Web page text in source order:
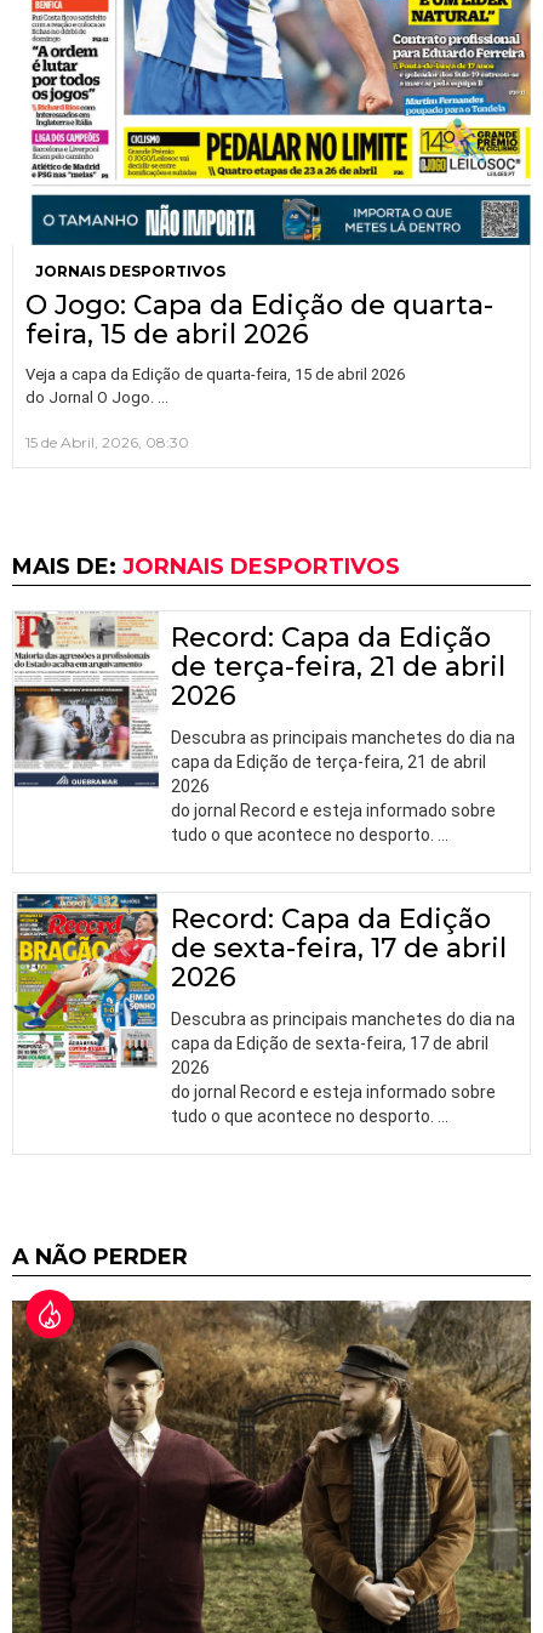
JORNAIS DESPORTIVOS
O Jogo: Capa da Edição de quarta-
feira, 15 de abril 2026
Veja a capa da Edição de quarta-feira, 15 de abril 2026
do Jornal O Jogo.
15 de Abril, 2026, 08:30
MAIS DE: JORNAIS DESPORTIVOS
Record: Capa da Edição
de terça-feira, 21 de abril
2026
Descubra as principais manchetes do dia na
capa da Edição de terça-feira, 21 de abril
2026
do jornal Record e esteja informado sobre
tudo o que acontece no desporto.
Record: Capa da Edição
de sexta-feira, 17 de abril
2026
Descubra as principais manchetes do dia na
capa da Edição de sexta-feira, 17 de abril
2026
do jornal Record e esteja informado sobre
tudo o que acontece no desporto.
A NÃO PERDER